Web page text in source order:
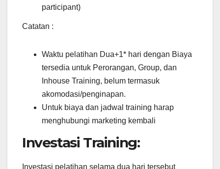
participant)
Catatan :
Waktu pelatihan Dua+1* hari dengan Biaya
tersedia untuk Perorangan, Group, dan
Inhouse Training, belum termasuk
akomodasi/penginapan.
Untuk biaya dan jadwal training harap
menghubungi marketing kembali
Investasi Training:
Investasi pelatihan selama dua hari tersebut